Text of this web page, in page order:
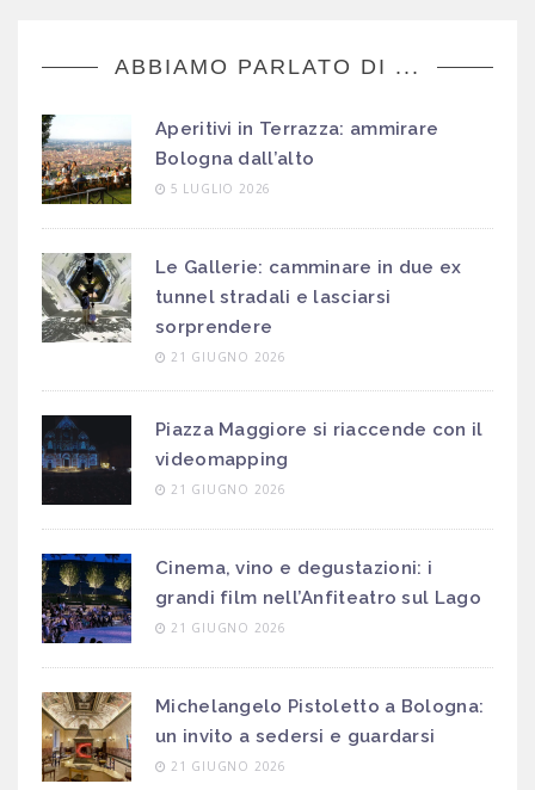
ABBIAMO PARLATO DI ...
Aperitivi in Terrazza: ammirare
Bologna dall’alto
5 LUGLIO 2026
Le Gallerie: camminare in due ex
tunnel stradali e lasciarsi
sorprendere
21 GIUGNO 2026
Piazza Maggiore si riaccende con il
videomapping
21 GIUGNO 2026
Cinema, vino e degustazioni: i
grandi film nell’Anfiteatro sul Lago
21 GIUGNO 2026
Michelangelo Pistoletto a Bologna:
un invito a sedersi e guardarsi
21 GIUGNO 2026